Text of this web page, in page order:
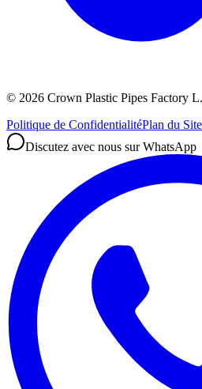
© 2026 Crown Plastic Pipes Factory
Politique de ConfidentialitéPlan du Site
Discutez avec nous sur WhatsApp